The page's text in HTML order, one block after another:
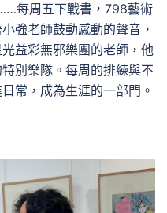
每周五下戰書，798藝術
強老師鼓動感動的聲音，
益彩無邪樂團的老師，他
別樂隊。每周的排練與不
常，成為生涯的一部門。